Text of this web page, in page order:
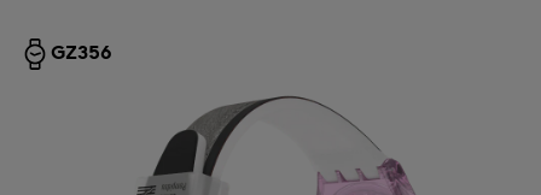
GZ356